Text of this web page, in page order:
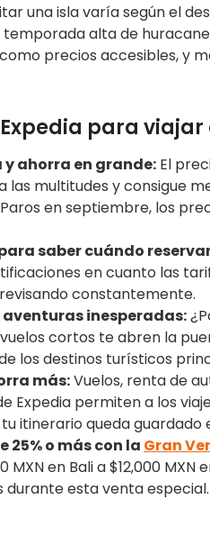
una isla varía según el
alta de
precios accesibles, y
para viajar
ahorra en grande: El
las multitudes y consigue
en septiembre, los
saber cuándo
en cuanto las
constantemente.
aventuras inesperadas:
cortos te abren la
los destinos turísticos
más:Vuelos, renta de
Expedia permiten a los
itinerario queda guardado
25% o más con la Gran
en Bali a $12,000
esta venta